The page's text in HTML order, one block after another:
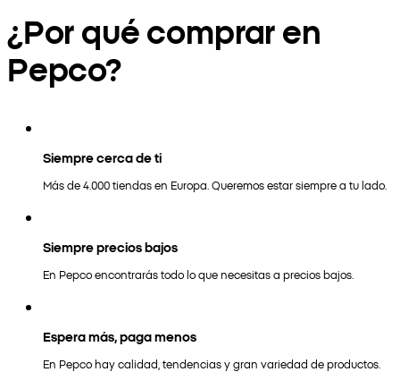
¿Por qué comprar en
Pepco?
Siempre cerca de ti
Más de 4.000 tiendas en Europa. Queremos estar siempre a tu lado.
Siempre precios bajos
En Pepco encontrarás todo lo que necesitas a precios bajos.
Espera más, paga menos
En Pepco hay calidad, tendencias y gran variedad de productos.